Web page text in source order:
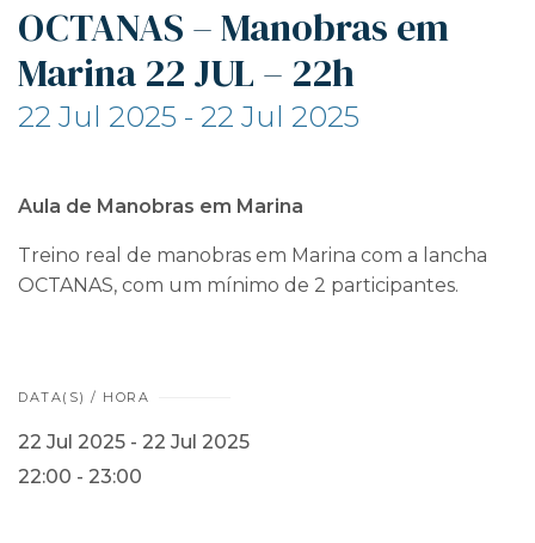
OCTANAS – Manobras em
Marina 22 JUL – 22h
22 Jul 2025 - 22 Jul 2025
Aula de Manobras em Marina
Treino real de manobras em Marina com a lancha
OCTANAS, com um mínimo de 2 participantes.
DATA(S) / HORA
22 Jul 2025 - 22 Jul 2025
22:00 - 23:00